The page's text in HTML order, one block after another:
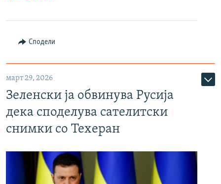
Сподели
март 29, 2026
Зеленски ја обвинува Русија
дека споделува сателитски
снимки со Техеран